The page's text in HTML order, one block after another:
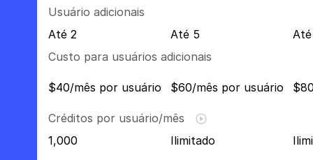
Usuário adicionais
Até 2
Até 5
Até
Custo para usuários adicionais
$40/mês por usuário $60/mês por usuário
Créditos por usuário/mês
1,000
Ilimitado